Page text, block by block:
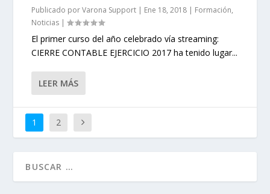
Publicado porVarona Support | Ene 18, 2018 | Formación,
Noticias |
El primer curso del año celebrado vía streaming:
CIERRE CONTABLE EJERCICIO 2017 ha tenido lugar...
LEER MÁS
1 2